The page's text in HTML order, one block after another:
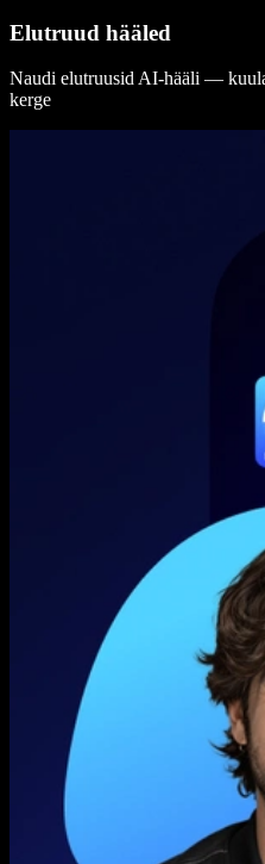
Elutruud hääled
Naudi elutruusid AI-hääli —
kerge